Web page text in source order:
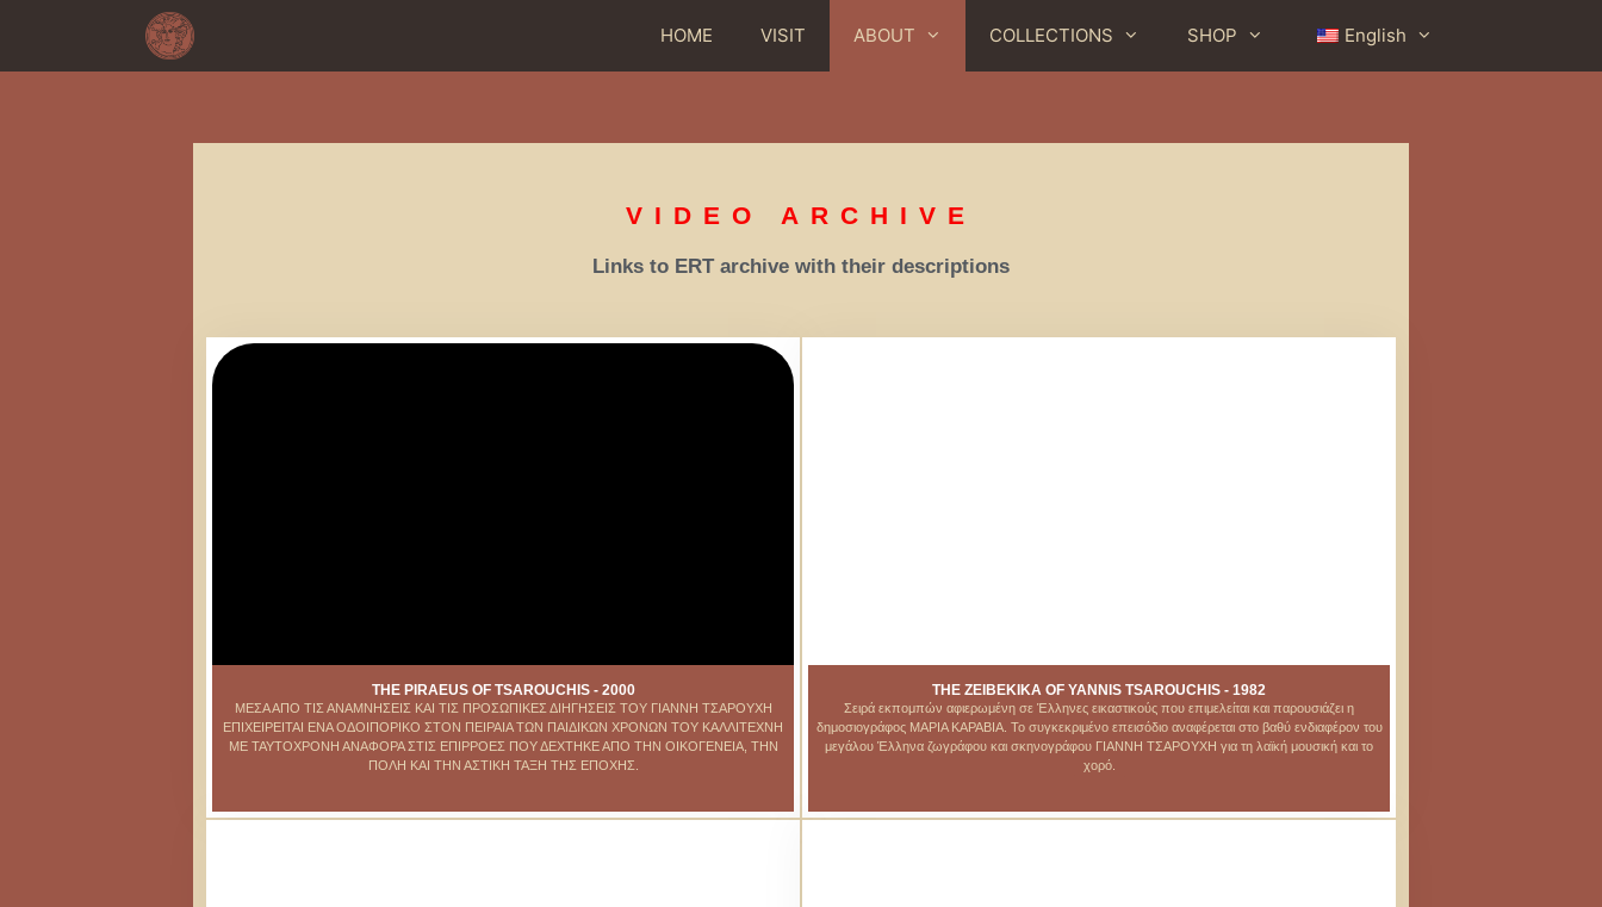
HOME VISIT ABOUT COLLECTIONS SHOP English
VIDEO ARCHIVE
Links to ERT archive with their descriptions
THE PIRAEUS OF TSAROUCHIS - 2000
ΜΕΣΑ ΑΠΟ ΤΙΣ ΑΝΑΜΝΗΣΕΙΣ ΚΑΙ ΤΙΣ ΠΡΟΣΩΠΙΚΕΣ ΔΙΗΓΗΣΕΙΣ ΤΟΥ ΓΙΑΝΝΗ ΤΣΑΡΟΥΧΗ
ΕΠΙΧΕΙΡΕΙΤΑΙ ΕΝΑ ΟΔΟΙΠΟΡΙΚΟ ΣΤΟΝ ΠΕΙΡΑΙΑ ΤΩΝ ΠΑΙΔΙΚΩΝ ΧΡΟΝΩΝ ΤΟΥ ΚΑΛΛΙΤΕΧΝΗ
ΜΕ ΤΑΥΤΟΧΡΟΝΗ ΑΝΑΦΟΡΑ ΣΤΙΣ ΕΠΙΡΡΟΕΣ ΠΟΥ ΔΕΧΤΗΚΕ ΑΠΟ ΤΗΝ ΟΙΚΟΓΕΝΕΙΑ, ΤΗΝ
ΠΟΛΗ ΚΑΙ ΤΗΝ ΑΣΤΙΚΗ ΤΑΞΗ ΤΗΣ ΕΠΟΧΗΣ.
THE ZEIBEKIKA OF YANNIS TSAROUCHIS - 1982
Σειρά εκπομπών αφιερωμένη σε Έλληνες εικαστικούς που επιμελείται και παρουσιάζει η
δημοσιογράφος ΜΑΡΙΑ ΚΑΡΑΒΙΑ. Το συγκεκριμένο επεισόδιο αναφέρεται στο βαθύ ενδιαφέρον του
μεγάλου Έλληνα ζωγράφου και σκηνογράφου ΓΙΑΝΝΗ ΤΣΑΡΟΥΧΗ για τη λαϊκή μουσική και το
χορό.